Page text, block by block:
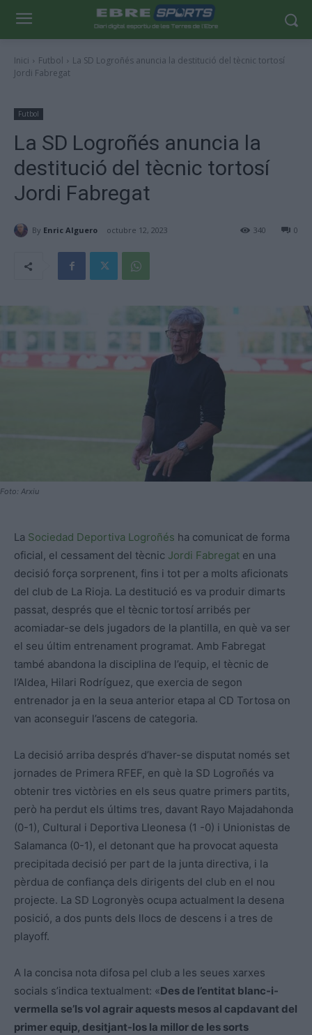
Inici Futbol
La SD Logroñés anuncia la destitució del tècnic tortosí
Jordi Fabregat
Futbol
La SD Logroñés anuncia la
destitució del tècnic tortosí
Jordi Fabregat
By Enric Alguero octubre 12, 2023 0
340
Foto: Arxiu
La Sociedad Deportiva Logroñés ha comunicat de forma
oficial, el cessament del tècnic Jordi Fabregat en una
decisió força sorprenent, fins i tot per a molts aficionats
del club de La Rioja. La destitució es va produir dimarts
passat, després que el tècnic tortosí arribés per
acomiadar-se dels jugadors de la plantilla, en què va ser
el seu últim entrenament programat. Amb Fabregat
també abandona la disciplina de l’equip, el tècnic de
l’Aldea, Hilari Rodríguez, que exercia de segon
entrenador ja en la seua anterior etapa al CD Tortosa on
van aconseguir l’ascens de categoria.
La decisió arriba després d’haver-se disputat només set
jornades de Primera RFEF, en què la SD Logroñés va
obtenir tres victòries en els seus quatre primers partits,
però ha perdut els últims tres, davant Rayo Majadahonda
(0-1), Cultural i Deportiva Lleonesa (1 -0) i Unionistas de
Salamanca (0-1), el detonant que ha provocat aquesta
precipitada decisió per part de la junta directiva, i la
pèrdua de confiança dels dirigents del club en el nou
projecte. La SD Logronyès ocupa actualment la desena
posició, a dos punts dels llocs de descens i a tres de
playoff.
A la concisa nota difosa pel club a les seues xarxes
socials s’indica textualment: «Des de l’entitat blanc-i-
vermella se’ls vol agrair aquests mesos al capdavant del
primer equip, desitjant-los la millor de les sorts